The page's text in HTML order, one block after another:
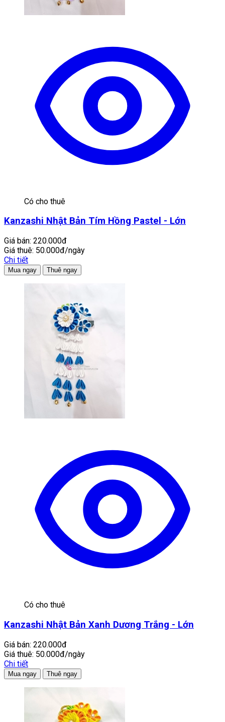
Có cho thuê
Kanzashi Nhật Bản Tím Hồng Pastel - Lớn
Giá bán: 220.000đ
Giá thuê: 50.000đ/ngày
Chi tiết
Mua ngay Thuê ngay
Có cho thuê
Kanzashi Nhật Bản Xanh Dương Trắng - Lớn
Giá bán: 220.000đ
Giá thuê: 50.000đ/ngày
Chi tiết
Mua ngay Thuê ngay